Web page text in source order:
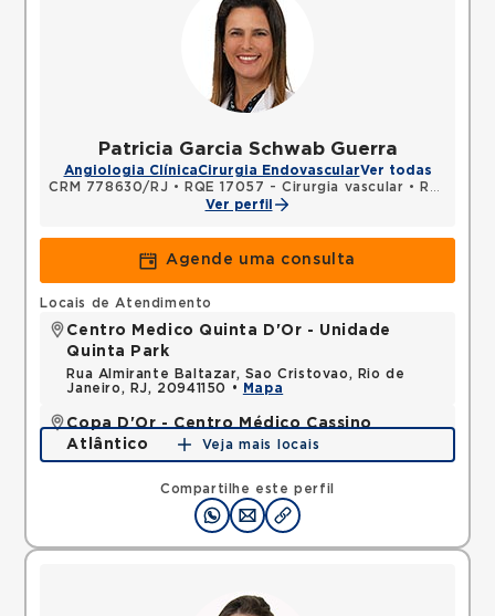
Patricia Garcia Schwab Guerra
Angiologia ClínicaCirurgia EndovascularVer todas
CRM 778630/RJ • RQE 17057 - Cirurgia vascular •
RQE 17058 - Cirurgia geral
Ver perfil
Agende uma consulta
Compartilhe este perfil
Locais de Atendimento
Centro Medico Quinta D'Or - Unidade
Quinta Park
Rua Almirante Baltazar, Sao Cristovao, Rio de
Janeiro, RJ, 20941150 •
Mapa
Copa D'Or - Centro Médico Cassino
Atlântico
Avenida Atlantica, Copacabana, Rio de Janeiro, RJ,
22070002 •Mapa
Veja mais locais